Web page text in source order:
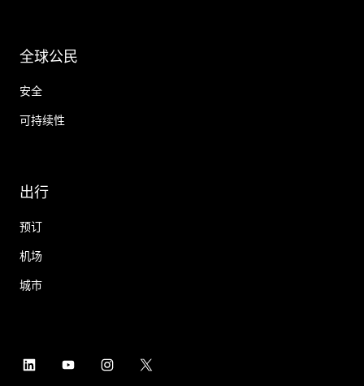
全球公民
安全
可持续性
出行
预订
机场
城市